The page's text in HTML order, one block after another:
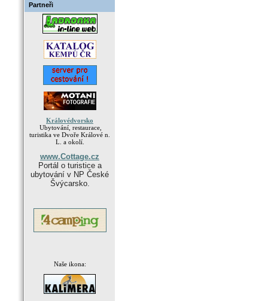
Partneři
Královédvorsko
Ubytování, restaurace,
turistika ve Dvoře Králové n.
L. a okolí.
www.Cottage.cz
Portál o turistice a
ubytování v NP České
Švýcarsko.
Naše ikona: